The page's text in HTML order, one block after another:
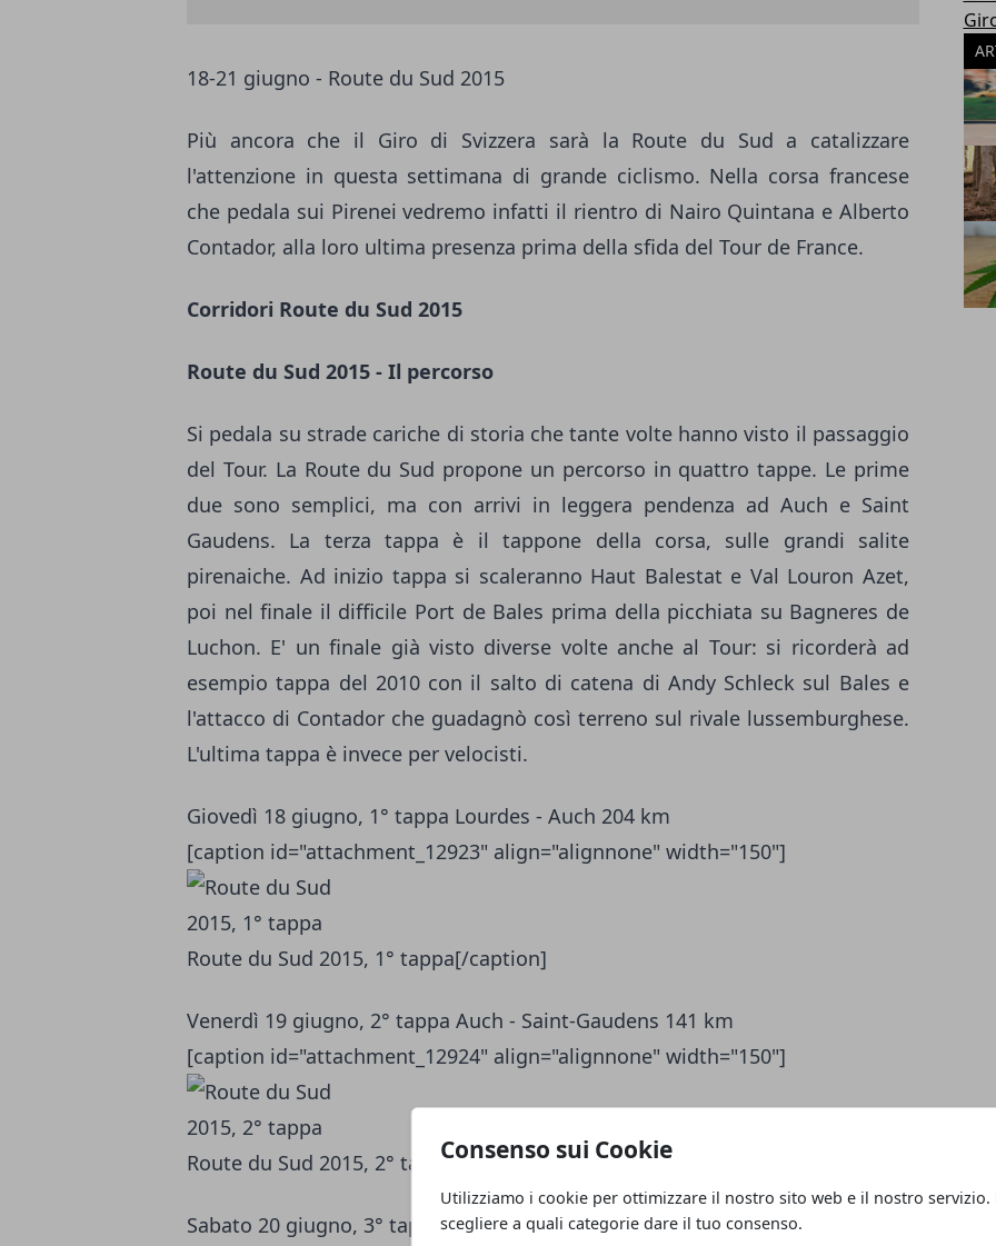
Consenso sui Cookie
Utilizziamo i cookie per ottimizzare il nostro sito web e il nostro servizio.
scegliere a quali categorie dare il tuo consenso.
18-21 giugno - Route du Sud 2015
Più ancora che il Giro di Svizzera sarà la Route du Sud a catalizzare
l'attenzione in questa settimana di grande ciclismo. Nella corsa francese
che pedala sui Pirenei vedremo infatti il rientro di Nairo Quintana e Alberto
Contador, alla loro ultima presenza prima della sfida del Tour de France.
Corridori Route du Sud 2015
Route du Sud 2015 - Il percorso
Si pedala su strade cariche di storia che tante volte hanno visto il passaggio
del Tour. La Route du Sud propone un percorso in quattro tappe. Le prime
due sono semplici, ma con arrivi in leggera pendenza ad Auch e Saint
Gaudens. La terza tappa è il tappone della corsa, sulle grandi salite
pirenaiche. Ad inizio tappa si scaleranno Haut Balestat e Val Louron Azet,
poi nel finale il difficile Port de Bales prima della picchiata su Bagneres de
Luchon. E' un finale già visto diverse volte anche al Tour: si ricorderà ad
esempio tappa del 2010 con il salto di catena di Andy Schleck sul Bales e
l'attacco di Contador che guadagnò così terreno sul rivale lussemburghese.
L'ultima tappa è invece per velocisti.
Giovedì 18 giugno, 1° tappa Lourdes - Auch 204 km
[caption id="attachment_12923" align="alignnone" width="150"]
Route du Sud 2015, 1° tappa[/caption]
Venerdì 19 giugno, 2° tappa Auch - Saint-Gaudens 141 km
[caption id="attachment_12924" align="alignnone" width="150"]
Route du Sud 2015, 2° tappa[/caption]
Sabato 20 giugno, 3° tappa Izaourt - Bagnères-de-Luchon 181 km